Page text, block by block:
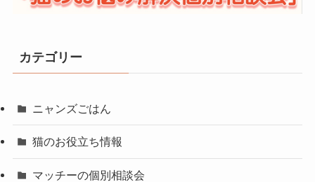
カテゴリー
ニャンズごはん
猫のお役立ち情報
マッチーの個別相談会